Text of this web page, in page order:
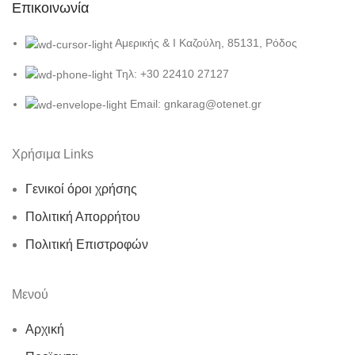
Επικοινωνία
Αμερικής & Ι Καζούλη, 85131, Ρόδος
Τηλ: +30 22410 27127
Email: gnkarag@otenet.gr
Χρήσιμα Links
Γενικοί όροι χρήσης
Πολιτική Απορρήτου
Πολιτική Επιστροφών
Μενού
Αρχική